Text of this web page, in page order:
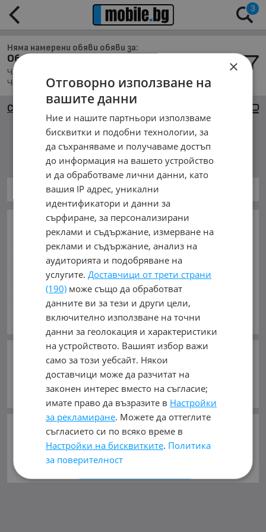
3
Няма намерени обяви обяви за:
Обяви за Части за Бусове в с. Чернево
Части, Намира се в обл. Варна, Населено място с.
Чернево, Подредени по: Най-новите обяви
Сортиране
Няма намерени обяви
Части за Бусове
Виж Още
ОСНОВНИ КАТЕГОРИИ В MOBILE.BG:
Карта на сайта
Автомобили и Джипове
Бусове
Камиони
Мотоциклети
Селскостопански
Индустриални
Кари Каравани
Ремаркета
Велосипеди ЧастиАксесоари
Услуги
ЧАСТИ ЗА:
Автомобили и Джипове БусовеКамиони
Мотоциклети Селскостопански Индустриални
Каравани Яхти и Лодки Ремаркета
Велосипеди
ВИДОВЕ: Ауспуси, Гърнета (45)
Горивна система (115) Двигател (430)
Електрическа система (205)
Запалителна система (4)
Интериор и аксесоари (94)
Климатична система (40) Консумативи (9)
СЛЕДВАЙТЕ НИ В:
©mobile.bgползва и препоръчва
хостинг услугитена
×
Отговорно използване на
вашите данни
Ние и нашите партньори използваме
бисквитки и подобни технологии, за
да съхраняваме и получаваме достъп
до информация на вашето устройство
и да обработваме лични данни, като
вашия IP адрес, уникални
идентификатори и данни за
сърфиране, за персонализирани
реклами и съдържание, измерване на
реклами и съдържание, анализ на
аудиторията и подобряване на
услугите.Доставчици от трети страни
(190) може също да обработват
данните ви за тези и други цели,
включително използване на точни
данни за геолокация и характеристики
на устройството. Вашият избор важи
само за този уебсайт. Някои
доставчици може да разчитат на
законен интерес вместо на съгласие;
имате право да възразите в Настройки
за рекламиране. Можете да оттеглите
съгласието си по всяко време в
Настройки на бисквитките. Политика
за поверителност